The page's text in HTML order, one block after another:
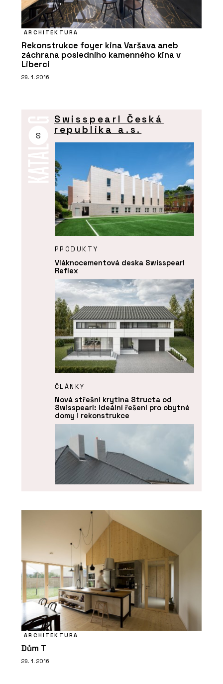
ARCHITEKTURA
Rekonstrukce foyer kina Varšava aneb
záchrana posledního kamenného kina v
Liberci
29. 1. 2016
S
Swisspearl Česká
republika a.s.
PRODUKTY
Vláknocementová deska Swisspearl
Reflex
ČLÁNKY
Nová střešní krytina Structa od
Swisspearl: Ideální řešení pro obytné
domy i rekonstrukce
PRODUKTY
Skládaná vláknocementová střešní
krytina Swisspearl
ARCHITEKTURA
Dům T
29. 1. 2016